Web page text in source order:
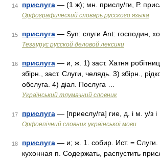
14 прислуга — (1 ж); мн. прислу/ги, Р.
Орфографический словарь русского языка
15 прислуга — Syn: слуги Ant: господин,
Тезаурус русской деловой лексики
16 прислуга — и, ж. 1) заст. Хатня
збірн., заст. Слуги, челядь. 3) збірн.,
обслуга. 4) діал. Послуга …
Український тлумачний словник
17 прислуга — [приеслу/га] гие, д. і м. у/з і
Орфоепічний словник української мови
18 прислуга — и; ж. 1. собир. Ист. =
кухонная п. Содержать, распустить